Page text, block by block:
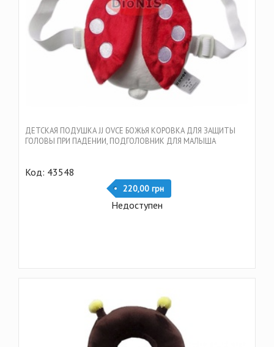
ДЕТСКАЯ ПОДУШКА JJ OVCE БОЖЬЯ КОРОВКА ДЛЯ ЗАЩИТЫ
ГОЛОВЫ ПРИ ПАДЕНИИ, ПОДГОЛОВНИК ДЛЯ МАЛЫША
Код: 43548
220,00 грн
Недоступен